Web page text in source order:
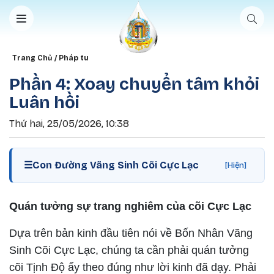
Nhảy đến nội dung
Breadcrumb
Trang Chủ Pháp tu
Phần 4: Xoay chuyển tâm khỏi
Luân hồi
Thứ hai, 25/05/2026, 10:38
☰Con Đường Vãng Sinh Cõi Cực Lạc [Hiện]
Quán tưởng sự trang nghiêm của cõi Cực Lạc
Dựa trên bản kinh đầu tiên nói về Bốn Nhân Vãng
Sinh Cõi Cực Lạc, chúng ta cần phải quán tưởng
cõi Tịnh Độ ấy theo đúng như lời kinh đã dạy. Phải